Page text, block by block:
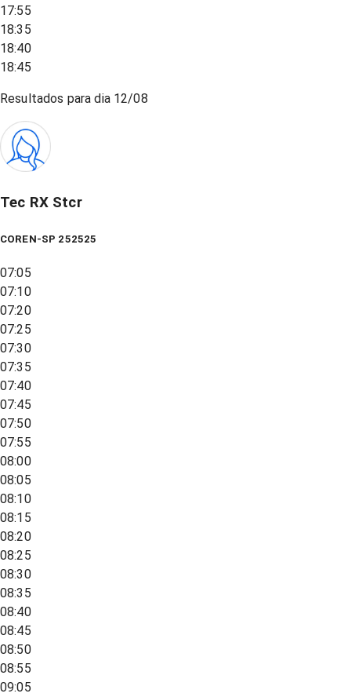
17:55
18:35
18:40
18:45
Resultados para dia 12/08
Tec RX Stcr
COREN-SP 252525
07:05
07:10
07:20
07:25
07:30
07:35
07:40
07:45
07:50
07:55
08:00
08:05
08:10
08:15
08:20
08:25
08:30
08:35
08:40
08:45
08:50
08:55
09:05